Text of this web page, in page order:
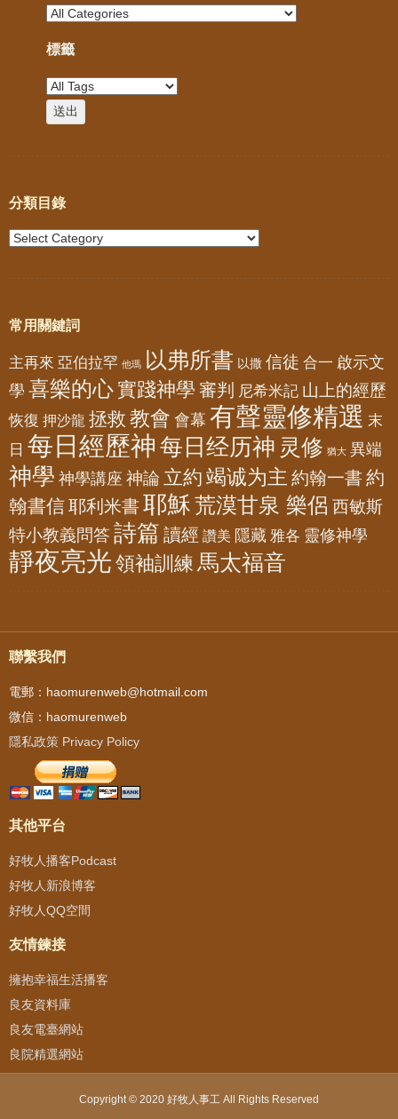
標籤
分類目錄
常用關鍵詞
主再來 亞伯拉罕 他瑪 以弗所書 以撒 信徒 合一 啟示文
學 喜樂的心實踐神學 審判 尼希米記 山上的經歷
恢復 押沙龍 拯救 教會 會幕 有聲靈修精選 末
日 每日經歷神 每日经历神 灵修 猶大 異端
神學 神學講座 神論 立約 竭诚为主 約翰一書 約
翰書信耶利米書 耶穌荒漠甘泉 樂侶 西敏斯
特小教義問答詩篇 讀經 讚美 隱藏 雅各 靈修神學
靜夜亮光 領袖訓練 馬太福音
聯繫我們
電郵：haomurenweb@hotmail.com
微信：haomurenweb
隱私政策 Privacy Policy
其他平台
好牧人播客Podcast
好牧人新浪博客
好牧人QQ空間
友情鍊接
擁抱幸福生活播客
良友資料庫
良友電臺網站
良院精選網站
Copyright © 2020 好牧人事工 All Rights Reserved